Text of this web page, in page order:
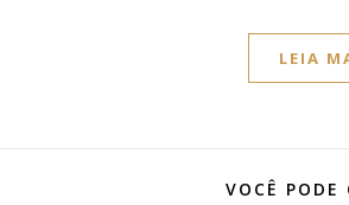
LEIA
VOCÊ PODE